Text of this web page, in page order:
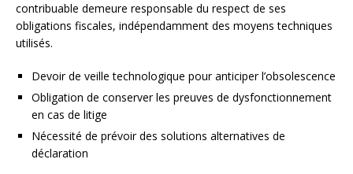
contribuable demeure responsable du respect de ses
obligations fiscales, indépendamment des moyens techniques
utilisés.
Devoir de veille technologique pour anticiper l’obsolescence
Obligation de conserver les preuves de dysfonctionnement
en cas de litige
Nécessité de prévoir des solutions alternatives de
déclaration